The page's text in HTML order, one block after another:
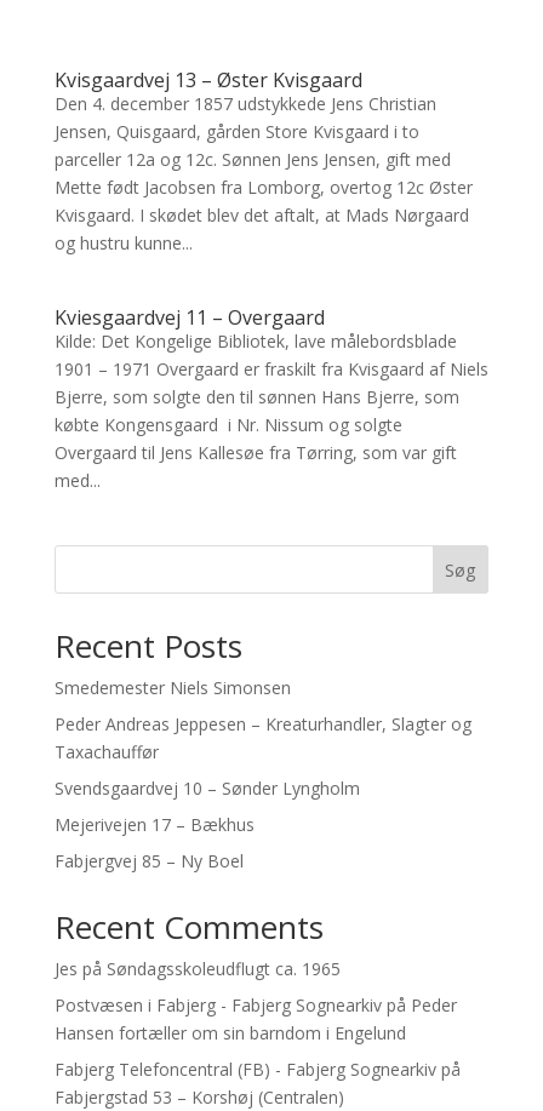
Kvisgaardvej 13 – Øster Kvisgaard
Den 4. december 1857 udstykkede Jens Christian
Jensen, Quisgaard, gården Store Kvisgaard i to
parceller 12a og 12c. Sønnen Jens Jensen, gift med
Mette født Jacobsen fra Lomborg, overtog 12c Øster
Kvisgaard. I skødet blev det aftalt, at Mads Nørgaard
og hustru kunne...
Kviesgaardvej 11 – Overgaard
Kilde: Det Kongelige Bibliotek, lave målebordsblade
1901 – 1971 Overgaard er fraskilt fra Kvisgaard af Niels
Bjerre, som solgte den til sønnen Hans Bjerre, som
købte Kongensgaard i Nr. Nissum og solgte
Overgaard til Jens Kallesøe fra Tørring, som var gift
med...
Søg
Recent Posts
Smedemester Niels Simonsen
Peder Andreas Jeppesen – Kreaturhandler, Slagter og
Taxachauffør
Svendsgaardvej 10 – Sønder Lyngholm
Mejerivejen 17 – Bækhus
Fabjergvej 85 – Ny Boel
Recent Comments
Jes på Søndagsskoleudflugt ca. 1965
Postvæsen i Fabjerg - Fabjerg Sognearkivpå Peder
Hansen fortæller om sin barndom i Engelund
Fabjerg Telefoncentral (FB) - Fabjerg Sognearkivpå
Fabjergstad 53 – Korshøj (Centralen)